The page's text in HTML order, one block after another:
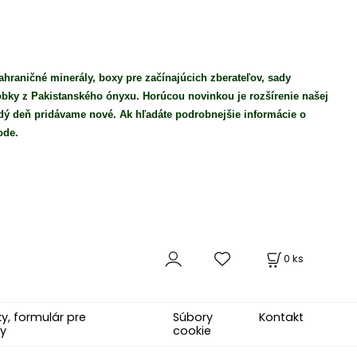
minerály, boxy pre začínajúcich zberateľov, sady
z Pakistanského ónyxu. Horúcou novinkou je rozšírenie našej
deň pridávame nové. Ak hľadáte podrobnejšie informácie o
0 ks
formulár pre
Súbory
cookie
Kontakt